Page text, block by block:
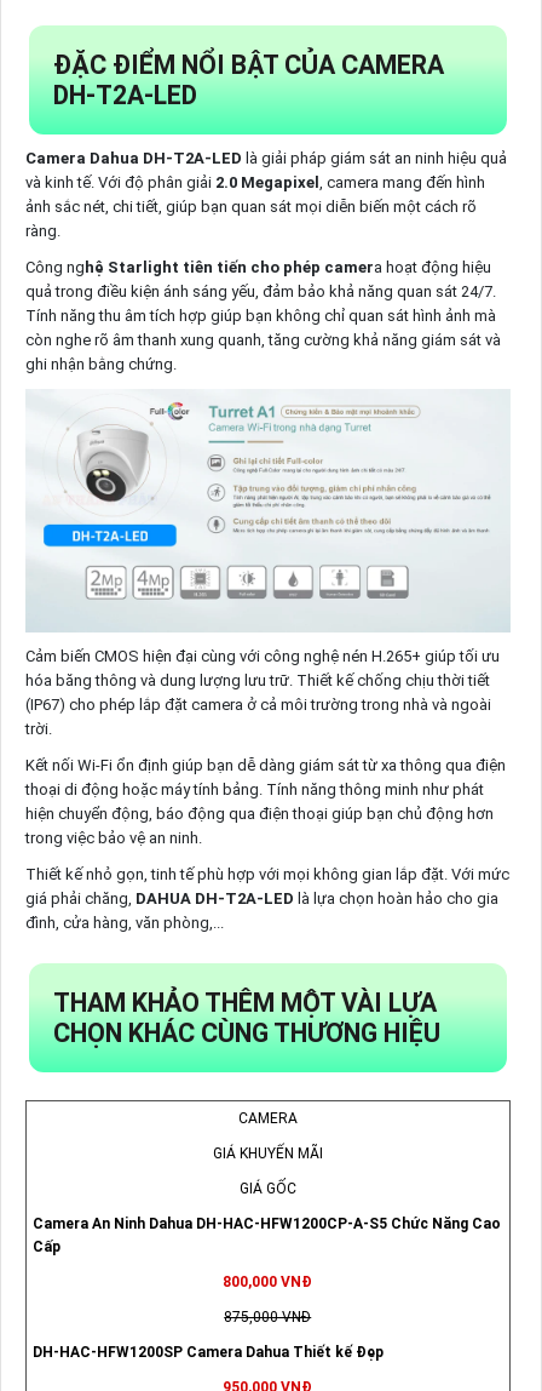
ĐẶC ĐIỂM NỔI BẬT CỦA CAMERA
DH-T2A-LED
Camera Dahua DH-T2A-LED là giải pháp giám sát an ninh hiệu quả
và kinh tế. Với độ phân giải 2.0 Megapixel
, camera mang đến hình
ảnh sắc nét, chi tiết, giúp bạn quan sát mọi diễn biến một cách rõ
ràng.
Công ng hệ Starlight tiên tiến cho phép camera hoạt động hiệu
quả trong điều kiện ánh sáng yếu, đảm bảo khả năng quan sát 24/7.
Tính năng thu âm tích hợp giúp bạn không chỉ quan sát hình ảnh mà
còn nghe rõ âm thanh xung quanh, tăng cường khả năng giám sát và
ghi nhận bằng chứng.
Cảm biến CMOS hiện đại cùng với công nghệ nén H.265+ giúp tối ưu
hóa băng thông và dung lượng lưu trữ. Thiết kế chống chịu thời tiết
(IP67) cho phép lắp đặt camera ở cả môi trường trong nhà và ngoài
trời.
Kết nối Wi-Fi ổn định giúp bạn dễ dàng giám sát từ xa thông qua điện
thoại di động hoặc máy tính bảng. Tính năng thông minh như phát
hiện chuyển động, báo động qua điện thoại giúp bạn chủ động hơn
trong việc bảo vệ an ninh.
Thiết kế nhỏ gọn, tinh tế phù hợp với mọi không gian lắp đặt. Với mức
giá phải chăng, DAHUA DH-T2A-LED là lựa chọn hoàn hảo cho gia
đình, cửa hàng, văn phòng,...
THAM KHẢO THÊM MỘT VÀI LỰA
CHỌN KHÁC CÙNG THƯƠNG HIỆU
CAMERA
GIÁ KHUYẾN MÃI
GIÁ GỐC
Camera An Ninh Dahua DH-HAC-HFW1200CP-A-S5 Chức Năng Cao
Cấp
800,000 VNĐ
875,000 VNĐ
DH-HAC-HFW1200SP Camera Dahua Thiết kế Đẹp
950,000 VNĐ